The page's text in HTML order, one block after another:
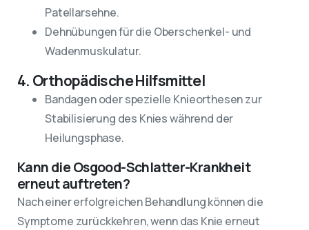
Patellarsehne.
Dehnübungen für die Oberschenkel- und
Wadenmuskulatur.
4. Orthopädische Hilfsmittel
Bandagen oder spezielle Knieorthesen zur
Stabilisierung des Knies während der
Heilungsphase.
Kann die Osgood-Schlatter-Krankheit
erneut auftreten?
Nach einer erfolgreichen Behandlung können die
Symptome zurückkehren, wenn das Knie erneut